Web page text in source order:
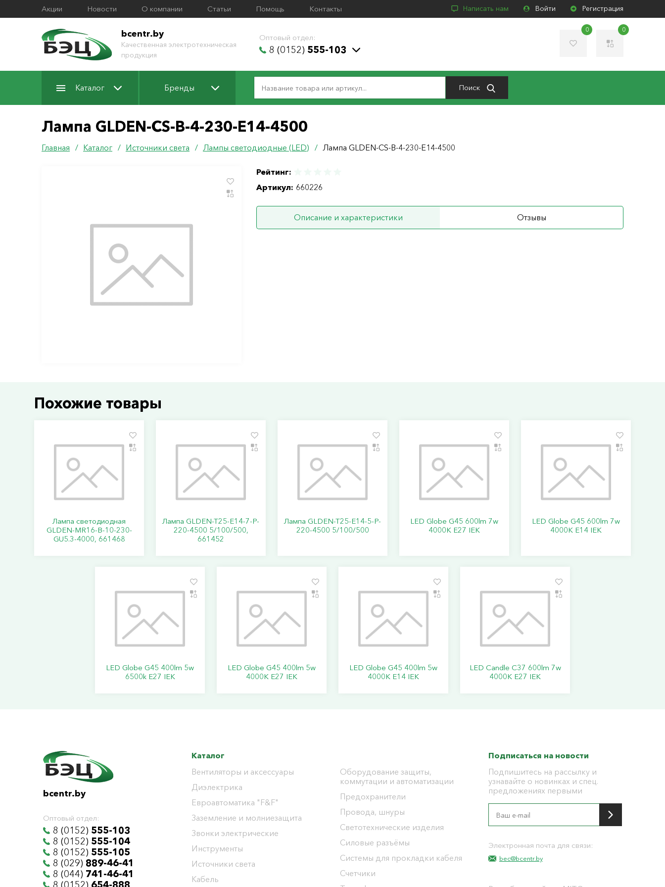
Акции Новости О компании Статьи Помощь Контакты Написать нам Войти Регистрация
bcentr.by
Качественная электротехническая
продукция
Оптовый отдел:
8 (0152) 555-103
0 0
Каталог Бренды Поиск
Лампа GLDEN-CS-B-4-230-E14-4500
Главная / Каталог / Источники света / Лампы светодиодные (LED) / Лампа GLDEN-CS-B-4-230-E14-4500
Рейтинг:
Артикул: 660226
Описание и характеристики Отзывы
Похожие товары
Лампа светодиодная
GLDEN-MR16-B-10-230-
GU5.3-4000, 661468
Лампа GLDEN-T25-E14-7-P-
220-4500 5/100/500,
661452
Лампа GLDEN-T25-E14-5-P-
220-4500 5/100/500
LED Globe G45 600lm 7w
4000K E27 IEK
LED Globe G45 600lm 7w
4000K E14 IEK
LED Globe G45 400lm 5w
6500k E27 IEK
LED Globe G45 400lm 5w
4000K E27 IEK
LED Globe G45 400lm 5w
4000K E14 IEK
LED Candle C37 600lm 7w
4000K E27 IEK
bcentr.by
Оптовый отдел:
8 (0152) 555-103
8 (0152) 555-104
8 (0152) 555-105
8 (029) 889-46-41
8 (044) 741-46-41
Каталог
Вентиляторы и аксессуары
Диэлектрика
Евроавтоматика "F&F"
Заземление и молниезащита
Звонки электрические
Инструменты
Источники света
Кабель
Оборудование защиты,
коммутации и автоматизации
Предохранители
Провода, шнуры
Светотехнические изделия
Силовые разъёмы
Системы для прокладки кабеля
Счетчики
Подписаться на новости
Подпишитесь на рассылку и
узнавайте о новинках и спец.
предложениях первыми
Электронная почта для связи:
bec@bcentr.by